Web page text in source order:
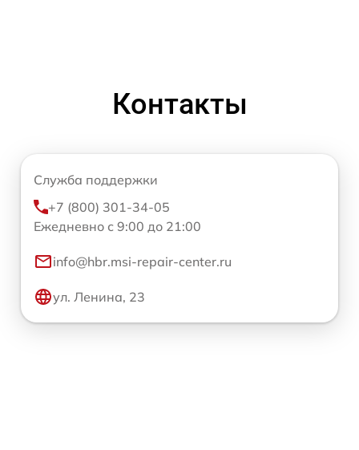
Контакты
Служба поддержки
+7 (800) 301-34-05
Ежедневно с 9:00 до 21:00
info@hbr.msi-repair-center.ru
ул. Ленина, 23